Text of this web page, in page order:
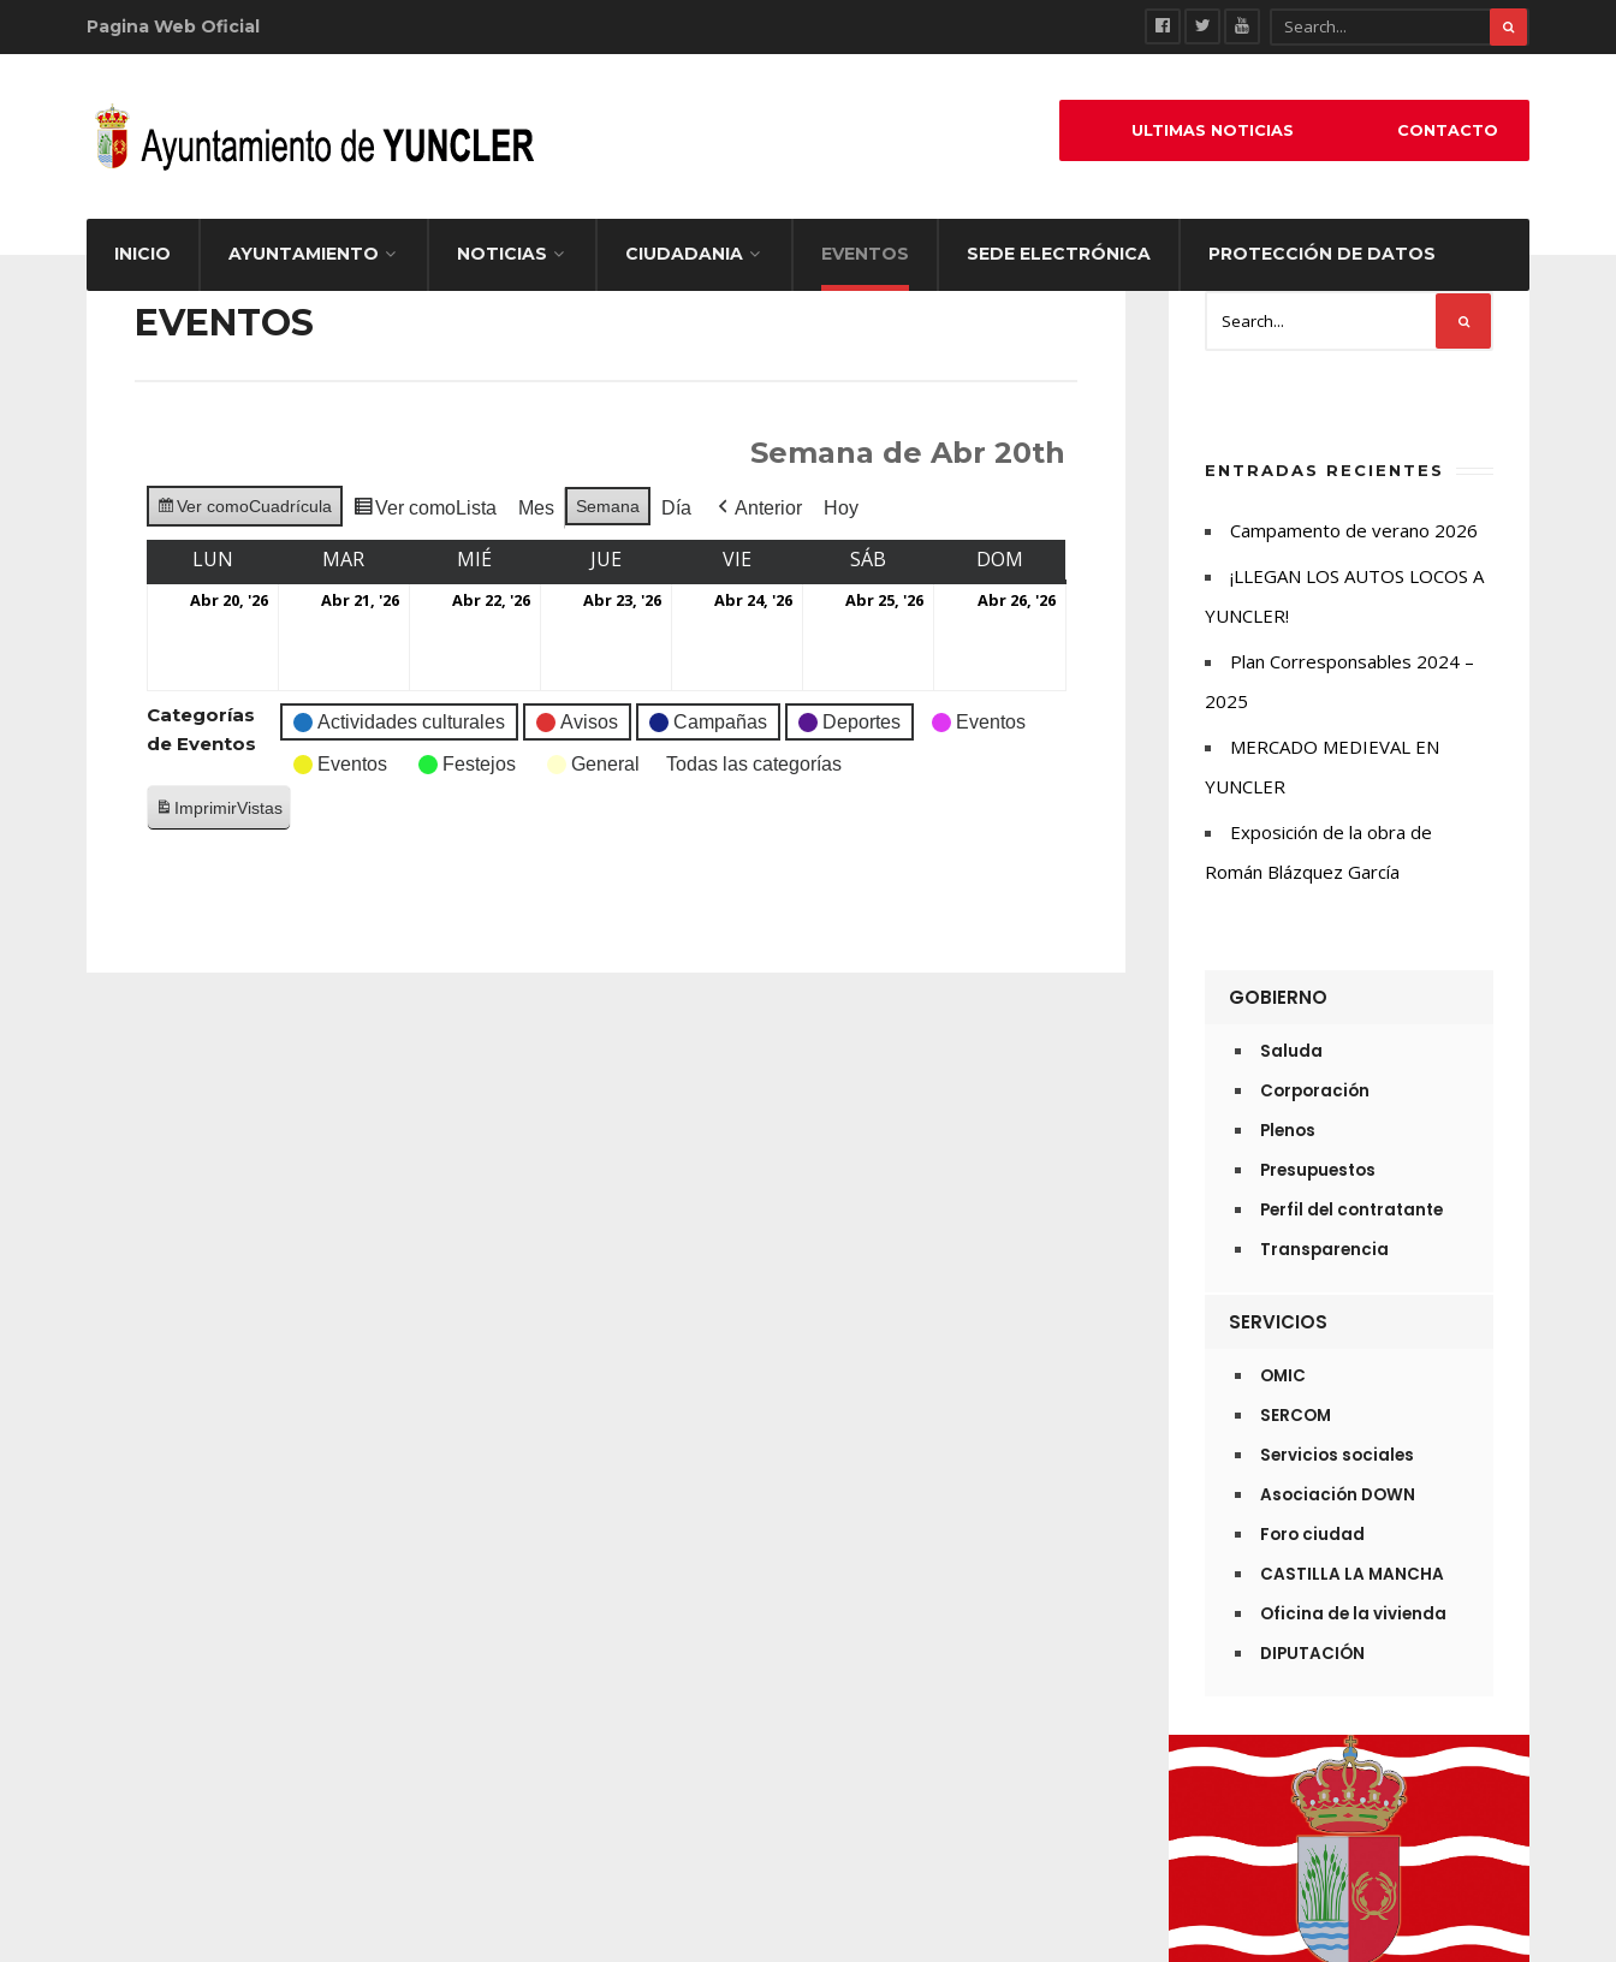
Pagina Web Oficial
INICIO AYUNTAMIENTO NOTICIAS CIUDADANIA EVENTOS SEDE ELECTRÓNICA PROTECCIÓN DE DATOS
ULTIMAS NOTICIAS CONTACTO
EVENTOS
Semana de Abr 20th
Ver comoCuadrícula Ver comoLista Mes Semana Día Anterior Hoy
LUN MAR MIÉ JUE VIE SÁB DOM
Abr 20, '26 Abr 21, '26 Abr 22, '26 Abr 23, '26 Abr 24, '26 Abr 25, '26 Abr 26, '26
Categorías
de Eventos
Actividades culturales Avisos Campañas Deportes Eventos
Eventos Festejos General Todas las categorías
ImprimirVistas
ENTRADAS RECIENTES
Campamento de verano 2026
¡LLEGAN LOS AUTOS LOCOS A
YUNCLER!
Plan Corresponsables 2024 –
2025
MERCADO MEDIEVAL EN
YUNCLER
Exposición de la obra de
Román Blázquez García
GOBIERNO
Saluda
Corporación
Plenos
Presupuestos
Perfil del contratante
Transparencia
SERVICIOS
OMIC
SERCOM
Servicios sociales
Asociación DOWN
Foro ciudad
CASTILLA LA MANCHA
Oficina de la vivienda
DIPUTACIÓN